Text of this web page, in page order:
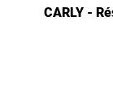
CARLY -